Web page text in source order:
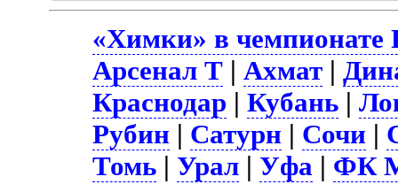
«Химки» в чемпионате
Арсенал Т |Ахмат |
Краснодар |Кубань |
Рубин | Сатурн | Сочи |
Томь |Урал |Уфа | ФК